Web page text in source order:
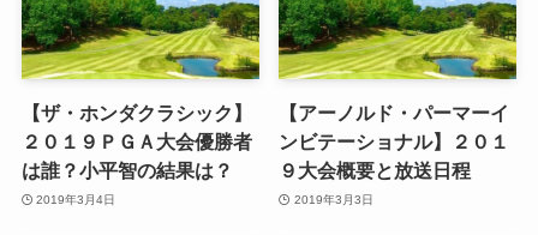
【ザ・ホンダクラシック】
２０１９ＰＧＡ大会優勝者
は誰？小平智の結果は？
2019年3月4日
【アーノルド・パーマーイ
ンビテーショナル】２０１
９大会概要と放送日程
2019年3月3日